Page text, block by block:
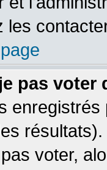
les
pas voter
voter,